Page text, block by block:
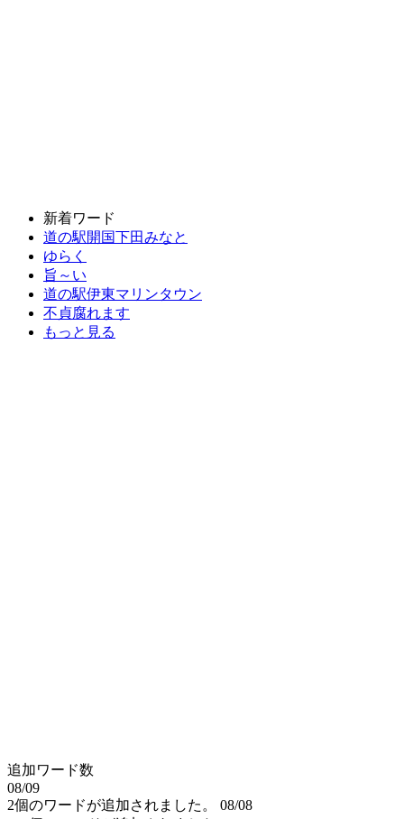
新着ワード
道の駅開国下田みなと
ゆらく
旨～い
道の駅伊東マリンタウン
不貞腐れます
もっと見る
追加ワード数
08/09
2個のワードが追加されました。
08/08